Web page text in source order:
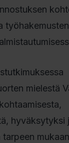
mielestä
hyväksytyksi